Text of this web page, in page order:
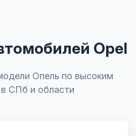
Opel
Опель по высоким
СПб и области